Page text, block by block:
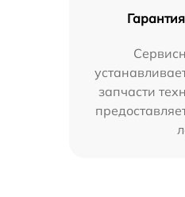
запчасти